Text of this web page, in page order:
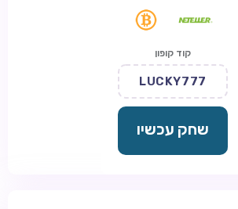
קוד קופון
LUCKY777
שחק עכשיו